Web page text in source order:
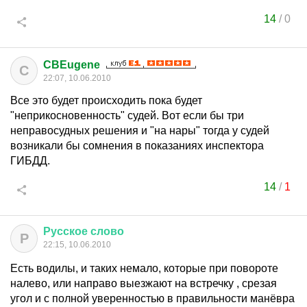
14 /0
C CBEugene
22:07, 10.06.2010
Все это будет происходить пока будет
"неприкосновенность" судей. Вот если бы три
неправосудных решения и "на нары" тогда у судей
возникали бы сомнения в показаниях инспектора
ГИБДД.
14 / 1
Р Русское слово
22:15, 10.06.2010
Есть водилы, и таких немало, которые при повороте
налево, или направо выезжают на встречку , срезая
угол и с полной уверенностью в правильности манёвра